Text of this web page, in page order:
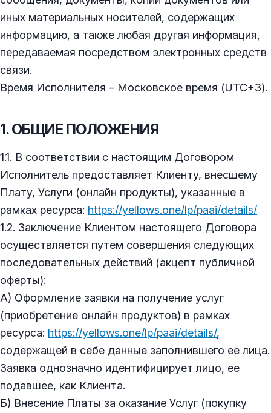
иных материальных носителей, содержащих
информацию, а также любая другая информация,
передаваемая посредством электронных средств
связи.
Время Исполнителя – Московское время (UTC+3).
1. ОБЩИЕ ПОЛОЖЕНИЯ
1.1. В соответствии с настоящим Договором
Исполнитель предоставляет Клиенту, внесшему
Плату, Услуги (онлайн продукты), указанные в
рамках ресурса: https://yellows.one/lp/paai/details/
1.2. Заключение Клиентом настоящего Договора
осуществляется путем совершения следующих
последовательных действий (акцепт публичной
оферты):
А) Оформление заявки на получение услуг
(приобретение онлайн продуктов) в рамках
ресурса: https://yellows.one/lp/paai/details/,
содержащей в себе данные заполнившего ее лица.
Заявка однозначно идентифицирует лицо, ее
подавшее, как Клиента.
Б) Внесение Платы за оказание Услуг (покупку